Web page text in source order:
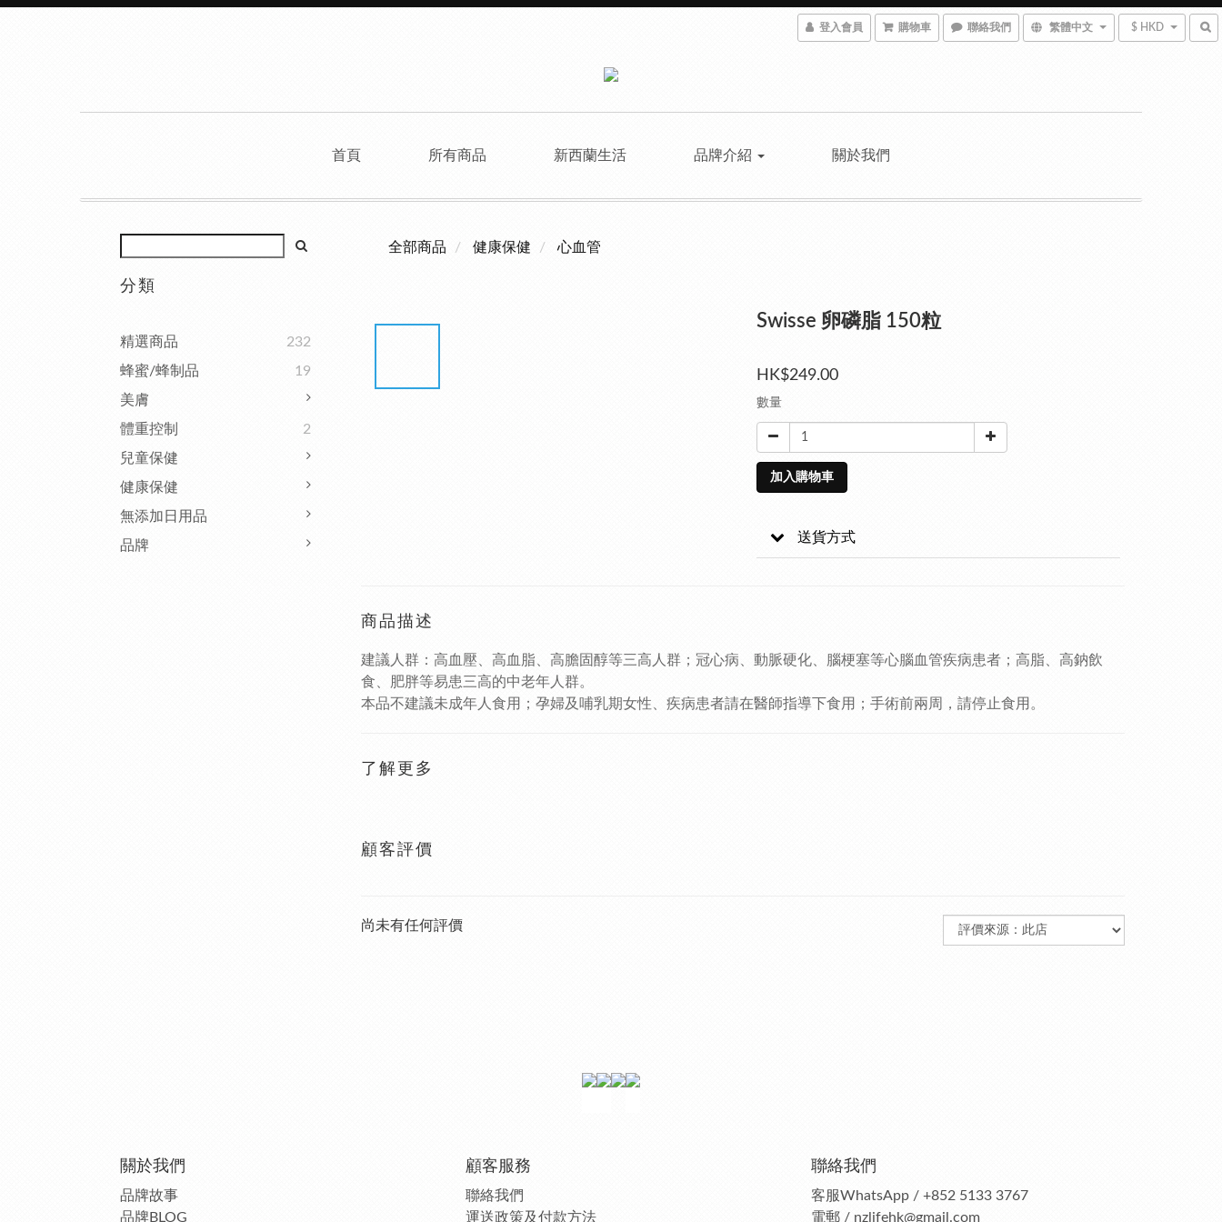
登入會員 購物車 聯絡我們 繁體中文 $ HKD
首頁 所有商品 新西蘭生活 品牌介紹 關於我們
分類
精選商品
232
蜂蜜/蜂制品
19
美膚
體重控制
2
兒童保健
健康保健
無添加日用品
品牌
全部商品 健康保健 心血管
Swisse 卵磷脂 150粒
HK$249.00
數量
加入購物車
送貨方式
商品描述
建議人群：高血壓、高血脂、高膽固醇等三高人群；冠心病、動脈硬化、腦梗塞等心腦血管疾病患者；高脂、高鈉飲
食、肥胖等易患三高的中老年人群。
本品不建議未成年人食用；孕婦及哺乳期女性、疾病患者請在醫師指導下食用；手術前兩周，請停止食用。
了解更多
顧客評價
尚未有任何評價
關於我們
品牌故事
品牌BLOG
顧客服務
聯絡我們
運送政策及付款方法
聯絡我們
客服WhatsApp / +852 5133 3767
電郵 / nzlifehk@gmail.com